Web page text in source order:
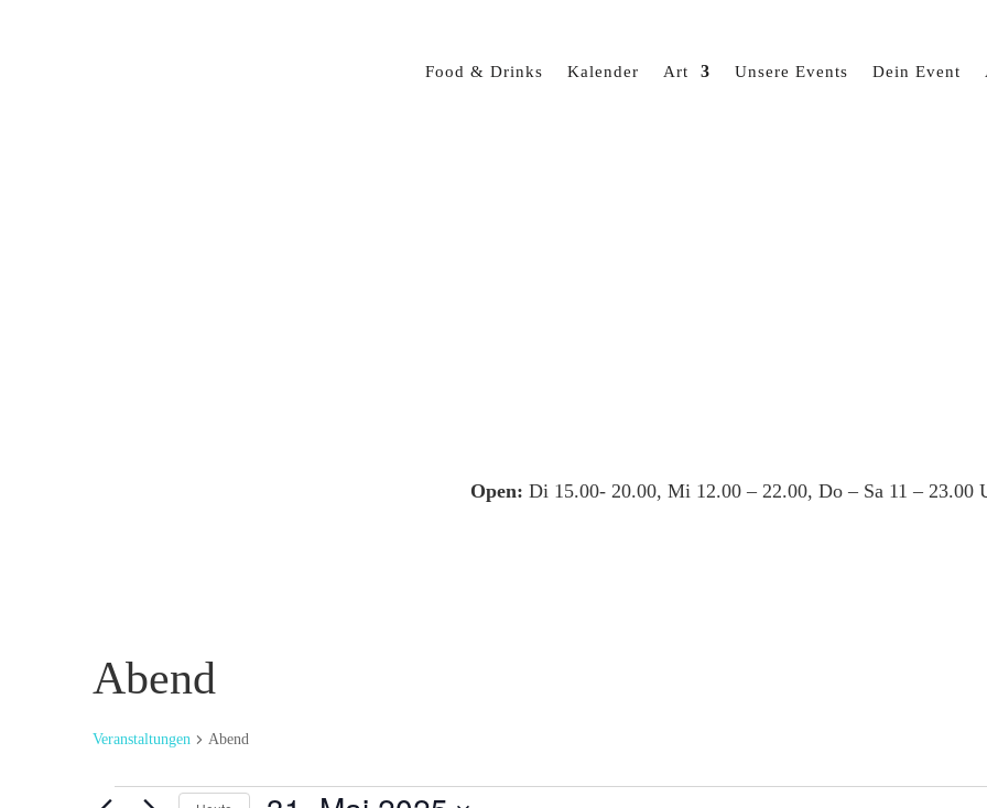
Food & Drinks Kalender Art Unsere Events Dein Event
Open: Di 15.00- 20.00, Mi 12.00 – 22.00, Do – Sa 11 – 23.00
Abend
Veranstaltungen Abend
Veranstaltungen